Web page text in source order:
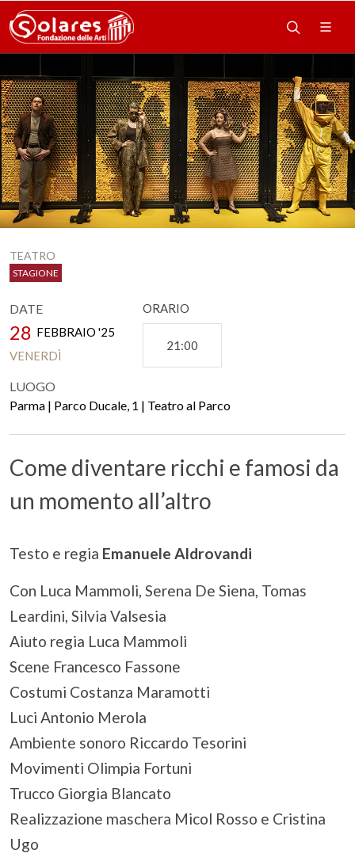
TEATRO
STAGIONE
DATE
28 FEBBRAIO '25
VENERDÌ
ORARIO
21:00
LUOGO
Parma | Parco Ducale, 1 | Teatro al Parco
Come diventare ricchi e famosi da
un momento all’altro
Testo e regia Emanuele Aldrovandi
Con Luca Mammoli, Serena De Siena, Tomas
Leardini, Silvia Valsesia
Aiuto regia Luca Mammoli
Scene Francesco Fassone
Costumi Costanza Maramotti
Luci Antonio Merola
Ambiente sonoro Riccardo Tesorini
Movimenti Olimpia Fortuni
Trucco Giorgia Blancato
Realizzazione maschera Micol Rosso e Cristina
Ugo